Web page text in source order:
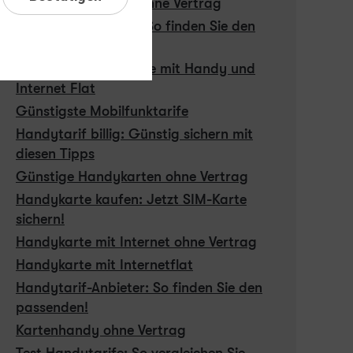
Billige Tablet Tarife: So finden Sie den
Günstige Handytarife mit Handy und
Internet Flat
Günstigste Mobilfunktarife
Handytarif billig: Günstig sichern mit
diesen Tipps
Günstige Handykarten ohne Vertrag
Handykarte kaufen: Jetzt SIM-Karte
sichern!
Handykarte mit Internet ohne Vertrag
Handykarte mit Internetflat
Handytarif-Anbieter: So finden Sie den
passenden!
Kartenhandy ohne Vertrag